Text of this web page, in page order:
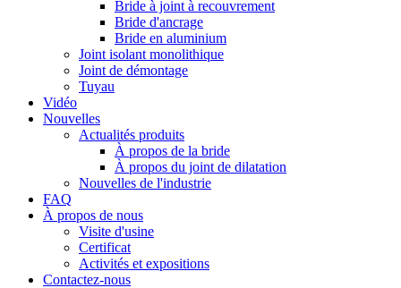
Bride à joint à recouvrement
Bride d'ancrage
Bride en aluminium
Joint isolant monolithique
Joint de démontage
Tuyau
Vidéo
Nouvelles
Actualités produits
À propos de la bride
À propos du joint de dilatation
Nouvelles de l'industrie
FAQ
À propos de nous
Visite d'usine
Certificat
Activités et expositions
Contactez-nous